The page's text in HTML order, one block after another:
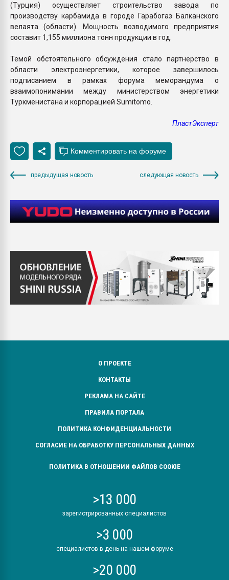
(Турция) осуществляет строительство завода по
производству карбамида в городе Гарабогаз Балканского
велаята (области). Мощность возводимого предприятия
составит 1,155 миллиона тонн продукции в год.
Темой обстоятельного обсуждения стало партнерство в
области электроэнергетики, которое завершилось
подписанием в рамках форума меморандума о
взаимопонимании между министерством энергетики
Туркменистана и корпорацией Sumitomo.
ПластЭксперт
предыдущая новость следующая новость
О ПРОЕКТЕ
КОНТАКТЫ
РЕКЛАМА НА САЙТЕ
ПРАВИЛА ПОРТАЛА
ПОЛИТИКА КОНФИДЕНЦИАЛЬНОСТИ
СОГЛАСИЕ НА ОБРАБОТКУ ПЕРСОНАЛЬНЫХ ДАННЫХ
ПОЛИТИКА В ОТНОШЕНИИ ФАЙЛОВ COOKIE
>13 000
зарегистрированных специалистов
>3 000
специалистов в день на нашем форуме
>20 000